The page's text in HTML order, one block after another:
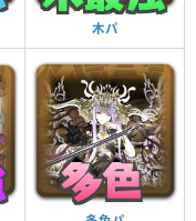
木パ